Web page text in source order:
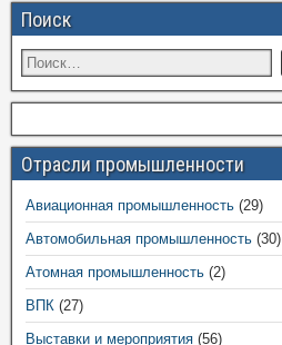
Поиск
Отрасли промышленности
Авиационная промышленность (29)
Автомобильная промышленность (30)
Атомная промышленность (2)
ВПК (27)
Выставки и мероприятия (56)